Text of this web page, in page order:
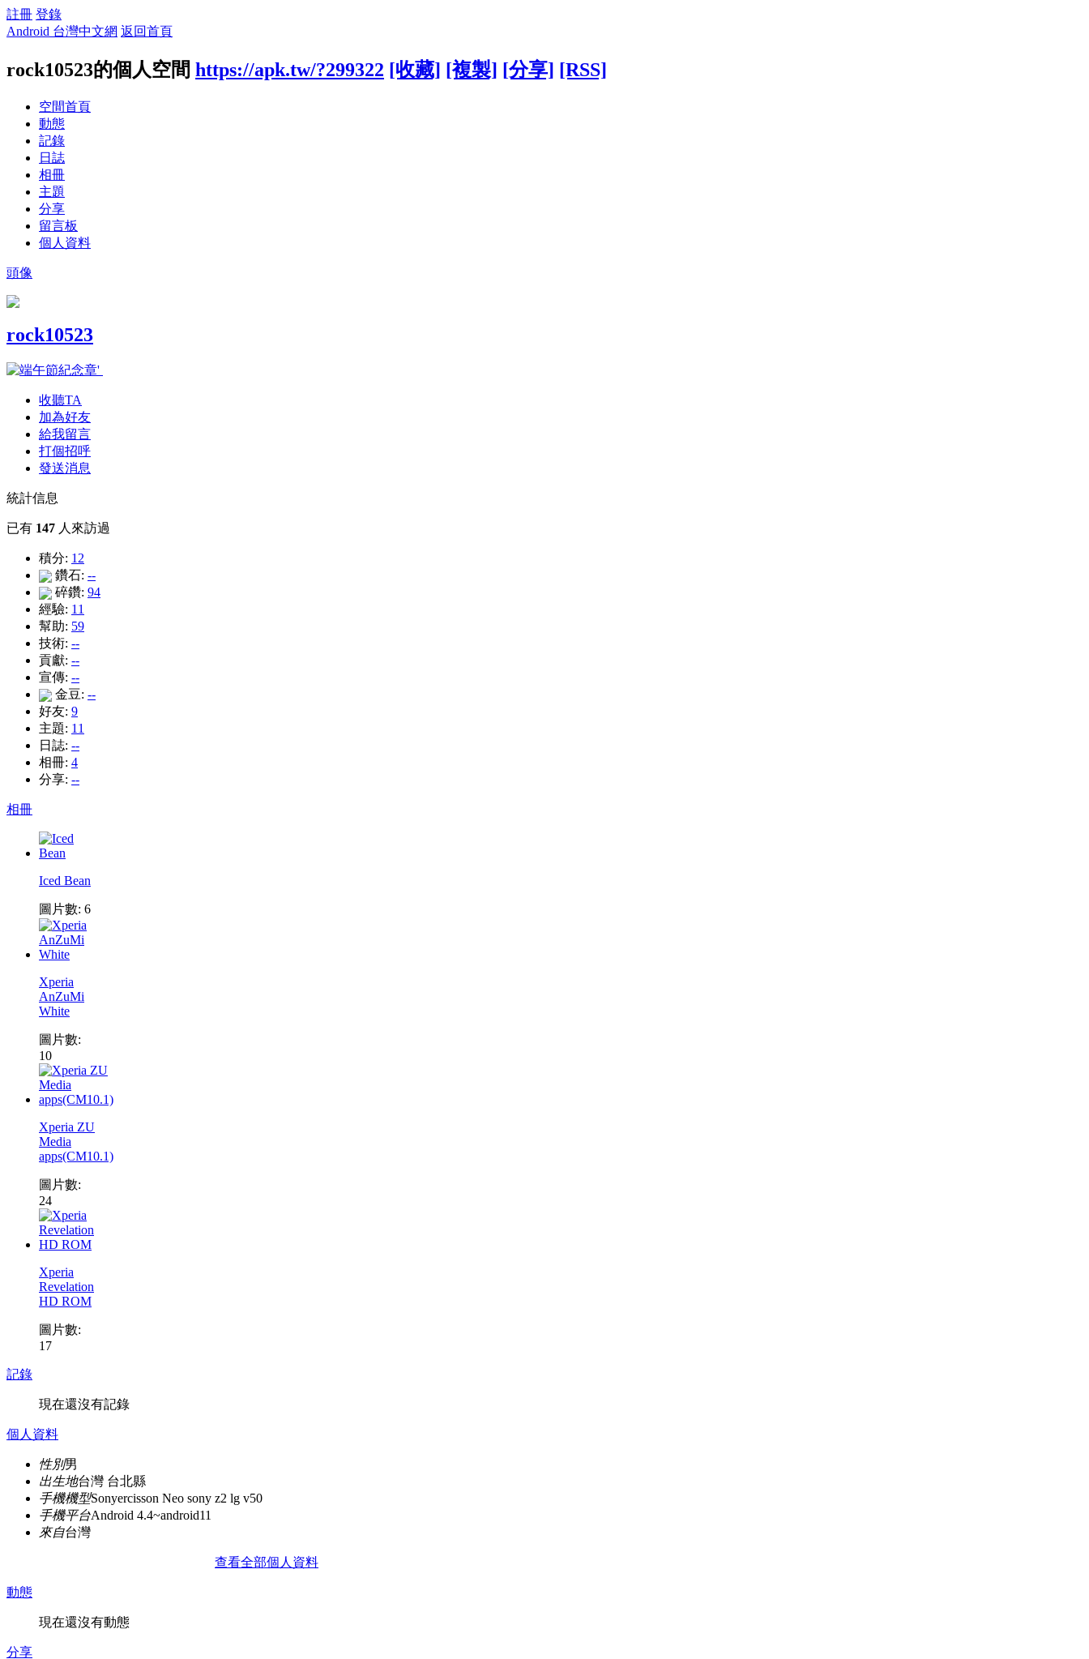
註冊 登錄
Android 台灣中文網 返回首頁
rock10523的個人空間 https://apk.tw/?299322 [收藏] [複製] [分享] [RSS]
空間首頁
動態
記錄
日誌
相冊
主題
分享
留言板
個人資料
頭像
rock10523
收聽TA
加為好友
給我留言
打個招呼
發送消息
統計信息
已有 147 人來訪過
積分: 12
鑽石: --
碎鑽: 94
經驗: 11
幫助: 59
技術: --
貢獻: --
宣傳: --
金豆: --
好友: 9
主題: 11
日誌: --
相冊: 4
分享: --
相冊
Iced Bean
圖片數: 6
Xperia
AnZuMi
White
圖片數:
10
Xperia ZU
Media
apps(CM10.1)
圖片數:
24
Xperia
Revelation
HD ROM
圖片數:
17
記錄
現在還沒有記錄
個人資料
性別男
出生地台灣 台北縣
手機機型Sonyercisson Neo sony z2 lg v50
手機平台Android 4.4~android11
來自台灣
查看全部個人資料
動態
現在還沒有動態
分享